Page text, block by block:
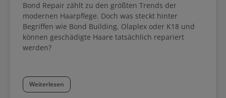
Bond Repair zählt zu den größten Trends der
modernen Haarpflege. Doch was steckt hinter
Begriffen wie Bond Building, Olaplex oder K18 und
können geschädigte Haare tatsächlich repariert
werden?
Weiterlesen